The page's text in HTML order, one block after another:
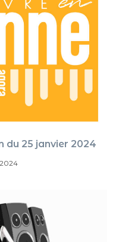
du 25 janvier 2024